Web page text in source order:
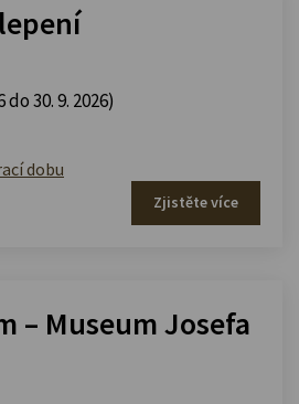
30. 9. 2026)
dobu
Zjistěte více
– Museum Josefa